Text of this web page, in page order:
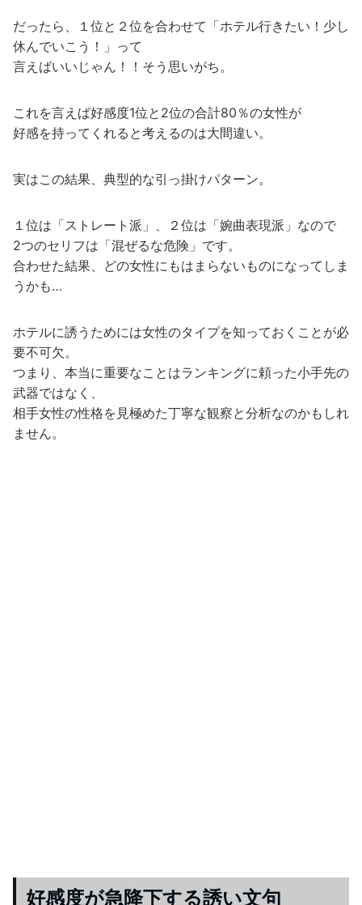
だったら、１位と２位を合わせて「ホテル行きたい！少し
休んでいこう！」って
言えばいいじゃん！！そう思いがち。
これを言えば好感度1位と2位の合計80％の女性が
好感を持ってくれると考えるのは大間違い。
実はこの結果、典型的な引っ掛けパターン。
１位は「ストレート派」、２位は「婉曲表現派」なので
2つのセリフは「混ぜるな危険」です。
合わせた結果、どの女性にもはまらないものになってしま
うかも…
ホテルに誘うためには女性のタイプを知っておくことが必
要不可欠。
つまり、本当に重要なことはランキングに頼った小手先の
武器ではなく、
相手女性の性格を見極めた丁寧な観察と分析なのかもしれ
ません。
好感度が急降下する誘い文句